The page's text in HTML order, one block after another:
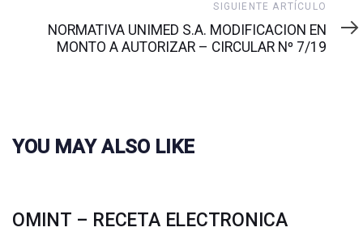
artículo
SIGUIENTE ARTÍCULO
NORMATIVA UNIMED S.A. MODIFICACION EN
MONTO A AUTORIZAR – CIRCULAR Nº 7/19
YOU MAY ALSO LIKE
OMINT – RECETA ELECTRONICA